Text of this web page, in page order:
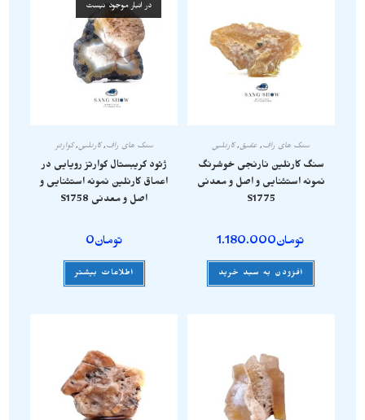
سنگ های راف, عقیق, کارنلین
سنگ کارنلین نارنجی خوشرنگ
نمونه استثنایی و اصل و معدنی
S1775
تومان1.180.000
افزودن به سبد خرید
در انبار موجود نیست
سنگ های راف,کارنلین,کوارتز
ژئود کریبستال کوارتز رویایی در
اعماق کارنلین نمونه استثنایی و
اصل و معدنی S1758
تومان0
اطلاعات بیشتر